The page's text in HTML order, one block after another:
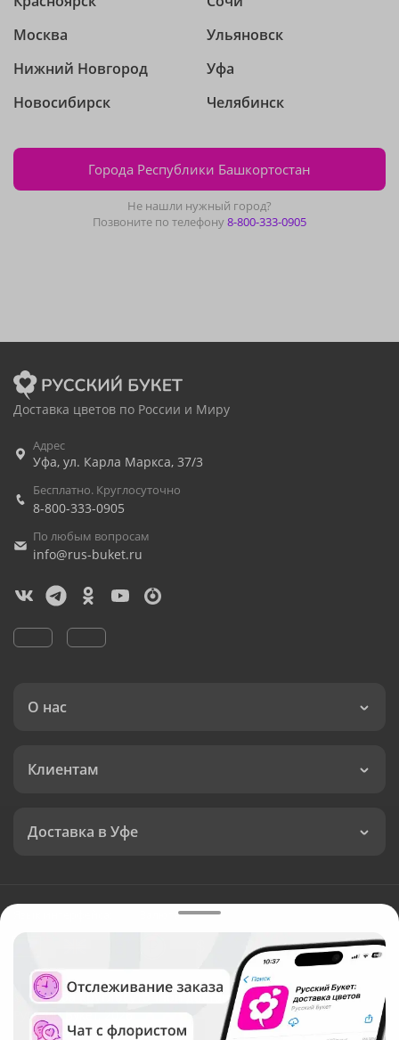
Москва
Нижний Новгород
Новосибирск
Ульяновск
Уфа
Челябинск
Города Республики Башкортостан
Не нашли нужный город?
Позвоните по телефону8-800-333-0905
Доставка цветов по России и Миру
Адрес
Уфа, ул. Карла Маркса, 37/3
Бесплатно. Круглосуточно
8-800-333-0905
По любым вопросам
info@rus-buket.ru
О нас
Клиентам
Доставка в Уфе
Валюта:
Служба круглосуточной доставки цветов в Уфе
Русский Букет, 2026